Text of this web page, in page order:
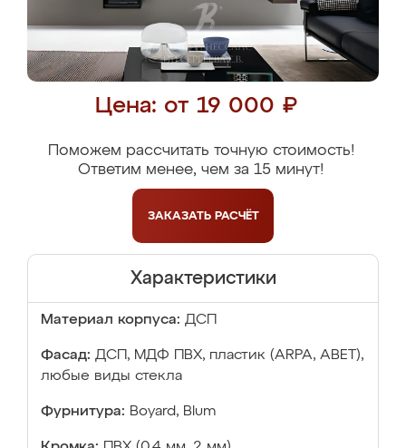
Цена: от 19 000 ₽
Поможем рассчитать точную стоимость!
Ответим менее, чем за 15 минут!
ЗАКАЗАТЬ РАСЧЁТ
Характеристики
Материал корпуса: ДСП
Фасад: ДСП, МДФ ПВХ, пластик (ARPA, ABET),
любые виды стекла
Фурнитура: Boyard, Blum